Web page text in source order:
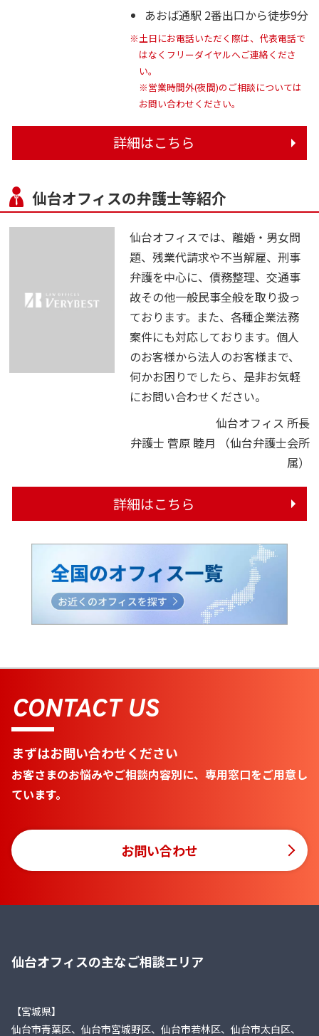
あおば通駅 2番出口から徒歩9分
※土日にお電話いただく際は、代表電話で
はなくフリーダイヤルへご連絡くださ
い。
※営業時間外(夜間)のご相談については
お問い合わせください。
詳細はこちら
仙台オフィスの弁護士等紹介
仙台オフィスでは、離婚・男女問
題、残業代請求や不当解雇、刑事
弁護を中心に、債務整理、交通事
故その他一般民事全般を取り扱っ
ております。また、各種企業法務
案件にも対応しております。個人
のお客様から法人のお客様まで、
何かお困りでしたら、是非お気軽
にお問い合わせください。
仙台オフィス 所長
弁護士 菅原 睦月
（仙台弁護士会所
属）
詳細はこちら
CONTACT US
まずはお問い合わせください
お客さまのお悩みやご相談内容別に、専用窓口をご用意し
ています。
お問い合わせ
仙台オフィスの主なご相談エリア
【宮城県】
仙台市青葉区、仙台市宮城野区、仙台市若林区、仙台市太白区、